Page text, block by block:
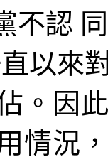
不認
以來
。因
情況